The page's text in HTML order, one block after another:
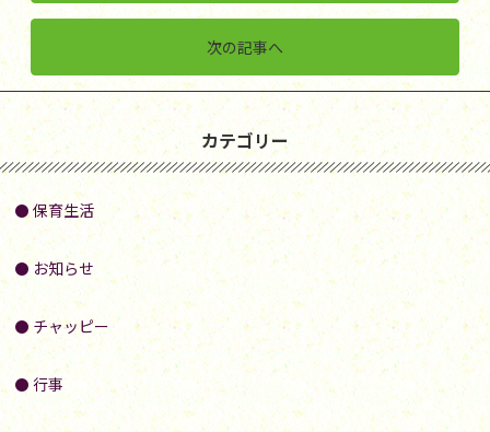
次の記事へ
カテゴリー
保育生活
お知らせ
チャッピー
行事